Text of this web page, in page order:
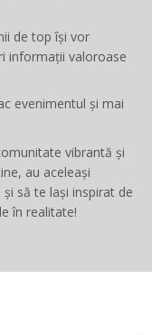
de top își vor
informații valoroase
evenimentul și mai
vibrantă și
au aceleași
să te lași inspirat de
în realitate!